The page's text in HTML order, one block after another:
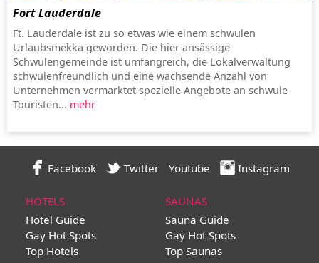
Fort Lauderdale
Ft. Lauderdale ist zu so etwas wie einem schwulen
Urlaubsmekka geworden. Die hier ansässige
Schwulengemeinde ist umfangreich, die Lokalverwaltung
schwulenfreundlich und eine wachsende Anzahl von
Unternehmen vermarktet spezielle Angebote an schwule
Touristen... mehr
Facebook Twitter Youtube Instagram
HOTELS
Hotel Guide
Gay Hot Spots
Top Hotels
SAUNAS
Sauna Guide
Gay Hot Spots
Top Saunas